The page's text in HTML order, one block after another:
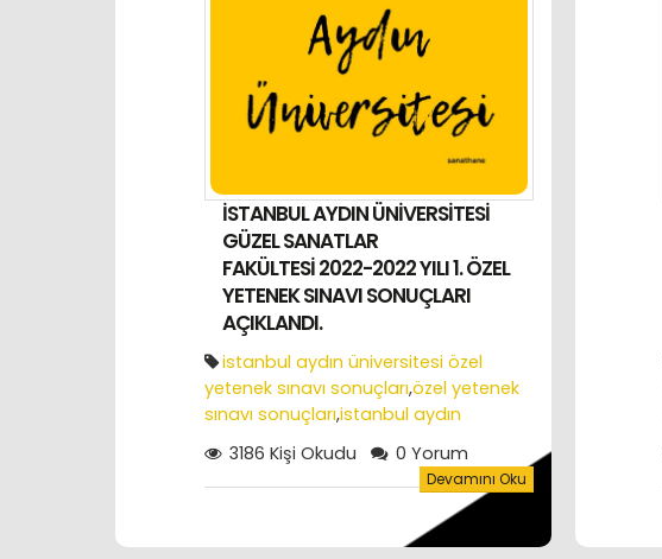
İSTANBUL AYDIN ÜNİVERSİTESİ
GÜZEL SANATLAR
FAKÜLTESİ 2022-2022 YILI 1. ÖZEL
YETENEK SINAVI SONUÇLARI
AÇIKLANDI.
istanbul aydın üniversitesi özel
yetenek sınavı sonuçları,özel yetenek
sınavı sonuçları,istanbul aydın
bölümü,yetenek sınavı tarihleri
3186 Kişi Okudu 0 Yorum
Devamını Oku